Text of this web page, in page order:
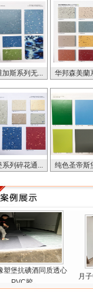
加斯系列无... 华邦森美蘭
系列碎花通... 纯色圣帝斯
堡抗碘酒同质透心
PVC胶...
月子